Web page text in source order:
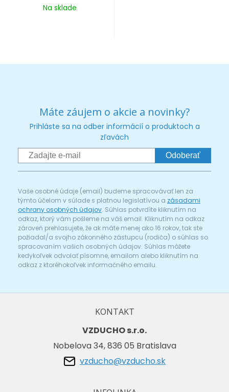
Na sklade
Máte záujem o akcie a novinky?
Prihláste sa na odber informácií o produktoch a
zľavách
Odoberať
Vaše osobné údaje (email) budeme spracovávať len za
týmto účelom v súlade s platnou legislatívou a zásadami
ochrany osobných údajov. Súhlas potvrdíte kliknutím na
odkaz, ktorý vám pošleme na váš email. Kliknutím na odkaz
zároveň prehlasujete, že ak máte menej ako 16 rokov, tak ste
požiadal/a svojho zákonného zástupcu (rodiča) o súhlas so
spracovaním vašich osobných údajov. Súhlas môžete
kedykoľvek odvolať písomne, emailom alebo kliknutím na
odkaz z ktoréhokoľvek informačného emailu.
KONTAKT
VZDUCHO s.r.o.
Nobelova 34, 836 05 Bratislava
vzducho@vzducho.sk